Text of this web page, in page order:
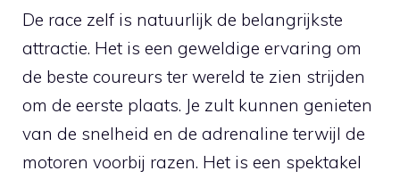
De race zelf is natuurlijk de belangrijkste
attractie. Het is een geweldige ervaring om
de beste coureurs ter wereld te zien strijden
om de eerste plaats. Je zult kunnen genieten
van de snelheid en de adrenaline terwijl de
motoren voorbij razen. Het is een spektakel